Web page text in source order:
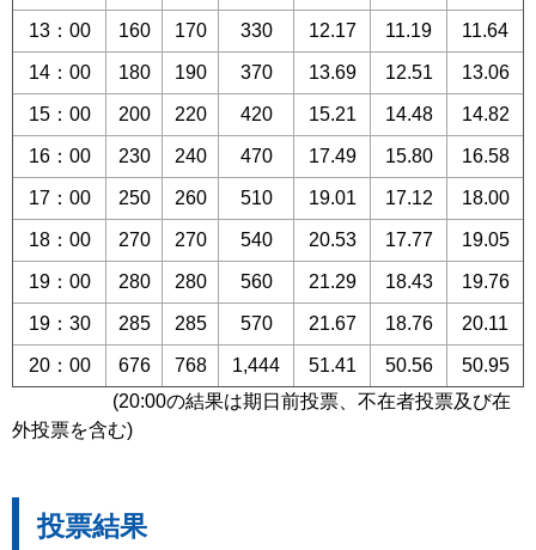
13：00 160 170 330 12.17 11.19 11.64
14：00 180 190 370 13.69 12.51 13.06
15：00 200 220 420 15.21 14.48 14.82
16：00 230 240 470 17.49 15.80 16.58
17：00 250 260 510 19.01 17.12 18.00
18：00 270 270 540 20.53 17.77 19.05
19：00 280 280 560 21.29 18.43 19.76
19：30 285 285 570 21.67 18.76 20.11
20：00 676 768 1,444 51.41 50.56
50.95
(20:00の結果は期日前投票、不在者投票及び在
外投票を含む)
投票結果